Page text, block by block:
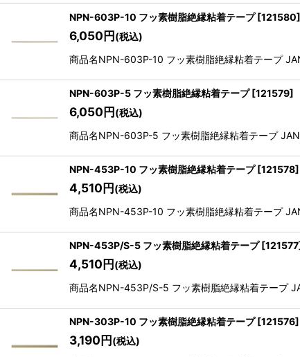
NPN-603P-10 フッ素樹脂絶縁粘着テープ [121580]
6,050円(税込)
商品名NPN-603P-10 フッ素樹脂絶縁粘着テープ
NPN-603P-5 フッ素樹脂絶縁粘着テープ [121579]
6,050円(税込)
商品名NPN-603P-5 フッ素樹脂絶縁粘着テープ
NPN-453P-10 フッ素樹脂絶縁粘着テープ [121578]
4,510円(税込)
商品名NPN-453P-10 フッ素樹脂絶縁粘着テープ
NPN-453P/S-5 フッ素樹脂絶縁粘着テープ [121577
4,510円(税込)
商品名NPN-453P/S-5 フッ素樹脂絶縁粘着テープ
NPN-303P-10 フッ素樹脂絶縁粘着テープ [121576]
3,190円(税込)